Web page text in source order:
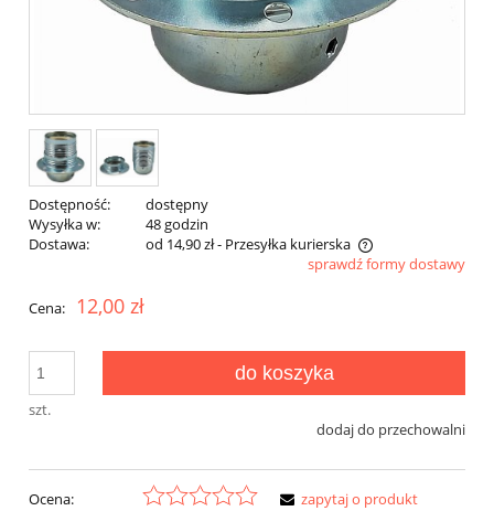
Dostępność:
dostępny
Wysyłka w:
48 godzin
Dostawa:
od 14,90 zł- Przesyłka kurierska
sprawdź formy dostawy
Cena: 12,00 zł
szt.
do koszyka
dodaj do przechowalni
Ocena:
zapytaj o produkt